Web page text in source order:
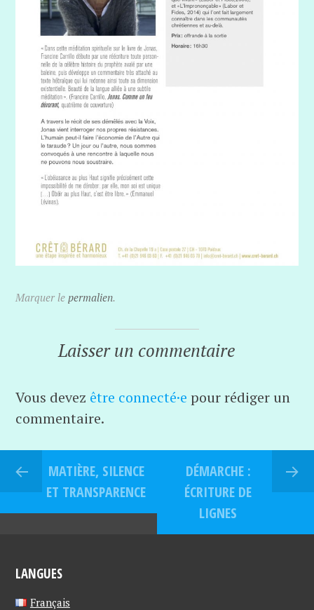
Marquer le permalien.
Laisser un commentaire
Vous devez être connecté·e pour rédiger un
commentaire.
MATIÈRE, SILENCE
ET TRANSPARENCE
DÉMARCHE :
ÉCRITURE DE
LIGNES
LANGUES
Français